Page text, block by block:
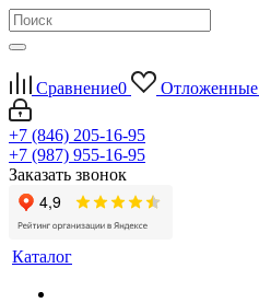
Сравнение0 Отложенные
+7 (846) 205-16-95
+7 (987) 955-16-95
Заказать звонок
Каталог